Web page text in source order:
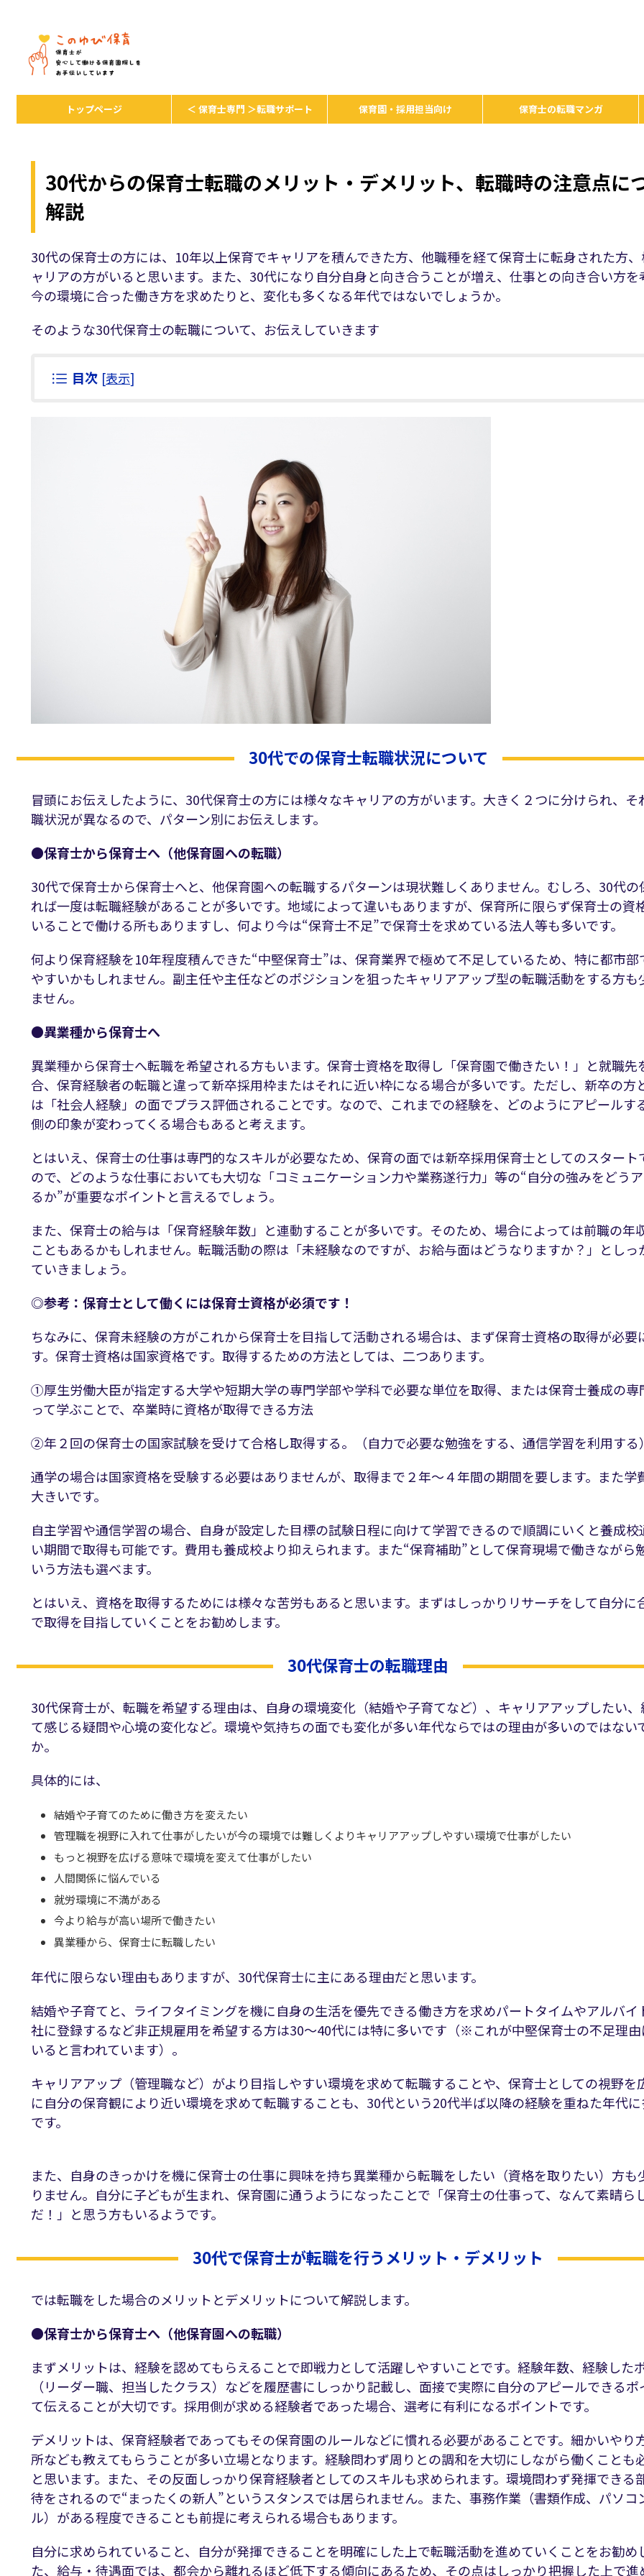
トップページ ＜ 保育士専門 ＞転職サポート 保育園・採用担当向け 保育士の転職マンガ
30代からの保育士転職のメリット・デメリット、転職時の注意点に
解説
30代の保育士の方には、10年以上保育でキャリアを積んできた方、他職種を経て保育士に転身された方
ャリアの方がいると思います。また、30代になり自分自身と向き合うことが増え、仕事との向き合い方を
今の環境に合った働き方を求めたりと、変化も多くなる年代ではないでしょうか。
そのような30代保育士の転職について、お伝えしていきます
目次 [表示]
30代での保育士転職状況について
冒頭にお伝えしたように、30代保育士の方には様々なキャリアの方がいます。大きく２つに分けられ、そ
職状況が異なるので、パターン別にお伝えします。
●保育士から保育士へ（他保育園への転職）
30代で保育士から保育士へと、他保育園への転職するパターンは現状難しくありません。むしろ、30代の
れば一度は転職経験があることが多いです。地域によって違いもありますが、保育所に限らず保育士の資
いることで働ける所もありますし、何より今は“保育士不足”で保育士を求めている法人等も多いです。
何より保育経験を10年程度積んできた“中堅保育士”は、保育業界で極めて不足しているため、特に都市部
やすいかもしれません。副主任や主任などのポジションを狙ったキャリアアップ型の転職活動をする方も
ません。
●異業種から保育士へ
異業種から保育士へ転職を希望される方もいます。保育士資格を取得し「保育園で働きたい！」と就職先
合、保育経験者の転職と違って新卒採用枠またはそれに近い枠になる場合が多いです。ただし、新卒の方
は「社会人経験」の面でプラス評価されることです。なので、これまでの経験を、どのようにアピールす
側の印象が変わってくる場合もあると考えます。
とはいえ、保育士の仕事は専門的なスキルが必要なため、保育の面では新卒採用保育士としてのスタート
ので、どのような仕事においても大切な「コミュニケーション力や業務遂行力」等の“自分の強みをどう
るか”が重要なポイントと言えるでしょう。
また、保育士の給与は「保育経験年数」と連動することが多いです。そのため、場合によっては前職の年
こともあるかもしれません。転職活動の際は「未経験なのですが、お給与面はどうなりますか？」としっ
ていきましょう。
◎参考：保育士として働くには保育士資格が必須です！
ちなみに、保育未経験の方がこれから保育士を目指して活動される場合は、まず保育士資格の取得が必要
す。保育士資格は国家資格です。取得するための方法としては、二つあります。
①厚生労働大臣が指定する大学や短期大学の専門学部や学科で必要な単位を取得、または保育士養成の専
って学ぶことで、卒業時に資格が取得できる方法
②年２回の保育士の国家試験を受けて合格し取得する。（自力で必要な勉強をする、通信学習を利用する
通学の場合は国家資格を受験する必要はありませんが、取得まで２年～４年間の期間を要します。また学
大きいです。
自主学習や通信学習の場合、自身が設定した目標の試験日程に向けて学習できるので順調にいくと養成校
い期間で取得も可能です。費用も養成校より抑えられます。また“保育補助”として保育現場で働きながら
いう方法も選べます。
とはいえ、資格を取得するためには様々な苦労もあると思います。まずはしっかりリサーチをして自分に
で取得を目指していくことをお勧めします。
30代保育士の転職理由
30代保育士が、転職を希望する理由は、自身の環境変化（結婚や子育てなど）、キャリアアップしたい
て感じる疑問や心境の変化など。環境や気持ちの面でも変化が多い年代ならではの理由が多いのではない
か。
具体的には、
結婚や子育てのために働き方を変えたい
管理職を視野に入れて仕事がしたいが今の環境では難しくよりキャリアアップしやすい環境で仕事がしたい
もっと視野を広げる意味で環境を変えて仕事がしたい
人間関係に悩んでいる
就労環境に不満がある
今より給与が高い場所で働きたい
異業種から、保育士に転職したい
年代に限らない理由もありますが、30代保育士に主にある理由だと思います。
結婚や子育てと、ライフタイミングを機に自身の生活を優先できる働き方を求めパートタイムやアルバイ
社に登録するなど非正規雇用を希望する方は30～40代には特に多いです（※これが中堅保育士の不足理由
いると言われています）。
キャリアアップ（管理職など）がより目指しやすい環境を求めて転職することや、保育士としての視野を
に自分の保育観により近い環境を求めて転職することも、30代という20代半ば以降の経験を重ねた年代
です。
また、自身のきっかけを機に保育士の仕事に興味を持ち異業種から転職をしたい（資格を取りたい）方も
りません。自分に子どもが生まれ、保育園に通うようになったことで「保育士の仕事って、なんて素晴ら
だ！」と思う方もいるようです。
30代で保育士が転職を行うメリット・デメリット
では転職をした場合のメリットとデメリットについて解説します。
●保育士から保育士へ（他保育園への転職）
まずメリットは、経験を認めてもらえることで即戦力として活躍しやすいことです。経験年数、経験した
（リーダー職、担当したクラス）などを履歴書にしっかり記載し、面接で実際に自分のアピールできるポ
て伝えることが大切です。採用側が求める経験者であった場合、選考に有利になるポイントです。
デメリットは、保育経験者であってもその保育園のルールなどに慣れる必要があることです。細かいやり
所なども教えてもらうことが多い立場となります。経験問わず周りとの調和を大切にしながら働くことも
と思います。また、その反面しっかり保育経験者としてのスキルも求められます。環境問わず発揮できる
待をされるので“まったくの新人”というスタンスでは居られません。また、事務作業（書類作成、パソコ
ル）がある程度できることも前提に考えられる場合もあります。
自分に求められていること、自分が発揮できることを明確にした上で転職活動を進めていくことをお勧め
た、給与・待遇面では、都会から離れるほど低下する傾向にあるため、その点はしっかり把握した上で進